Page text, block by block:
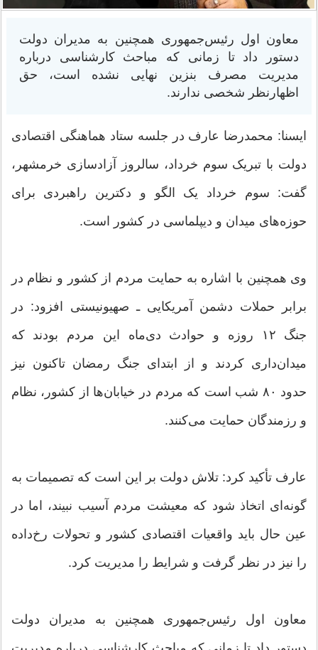
معاون اول رئیس‌جمهوری همچنین به مدیران دولت
دستور داد تا زمانی که مباحث کارشناسی درباره
مدیریت مصرف بنزین نهایی نشده است، حق
اظهارنظر شخصی ندارند.
ایسنا: محمدرضا عارف در جلسه ستاد هماهنگی اقتصادی
دولت با تبریک سوم خرداد، سالروز آزادسازی خرمشهر،
گفت: سوم خرداد یک الگو و دکترین راهبردی برای
حوزه‌های میدان و دیپلماسی در کشور است.
وی همچنین با اشاره به حمایت مردم از کشور و نظام در
برابر حملات دشمن آمریکایی ـ صهیونیستی افزود: در
جنگ ۱۲ روزه و حوادث دی‌ماه این مردم بودند که
میدان‌داری کردند و از ابتدای جنگ رمضان تاکنون نیز
حدود ۸۰ شب است که مردم در خیابان‌ها از کشور، نظام
و رزمندگان حمایت می‌کنند.
عارف تأکید کرد: تلاش دولت بر این است که تصمیمات به
گونه‌ای اتخاذ شود که معیشت مردم آسیب نبیند، اما در
عین حال باید واقعیات اقتصادی کشور و تحولات رخ‌داده
را نیز در نظر گرفت و شرایط را مدیریت کرد.
معاون اول رئیس‌جمهوری همچنین به مدیران دولت